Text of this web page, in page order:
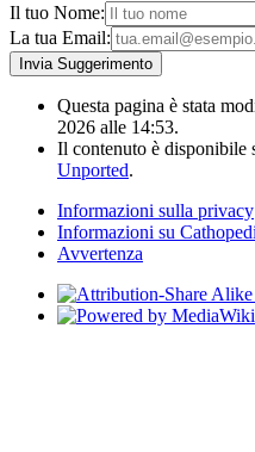
Il tuo Nome:
La tua Email:
Questa pagina è stata
2026 alle 14:53.
Il contenuto è disponibile
Unported.
Informazioni sulla privacy
Informazioni su
Avvertenza